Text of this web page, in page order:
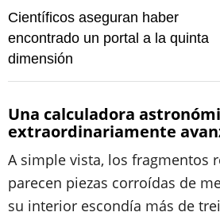
Científicos aseguran haber
encontrado un portal a la quinta
dimensión
Una calculadora
extraordinariamente
A simple vista, los fragmentos
parecen piezas corroídas de
su interior escondía más de